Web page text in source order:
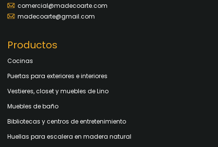
comercial@madecoarte.com
madecoarte@gmail.com
Productos
Cocinas
Puertas para exteriores e interiores
Vestieres, closet y muebles de Lino
Muebles de baño
Bibliotecas y centros de entretenimiento
Huellas para escalera en madera natural